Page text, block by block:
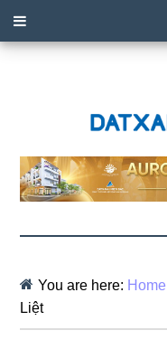
You are here: Home
Liệt